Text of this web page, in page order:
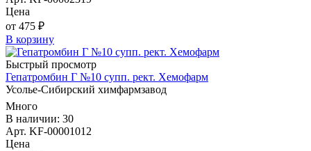
Цена
от 475 ₽
В корзину
Быстрый просмотр
Гепатромбин Г №10 супп. рект. Хемофарм
Усолье-Сибирский химфармзавод
Много
В наличии: 30
Арт. KF-00001012
Цена